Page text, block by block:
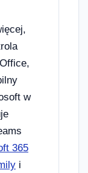
w
365
i